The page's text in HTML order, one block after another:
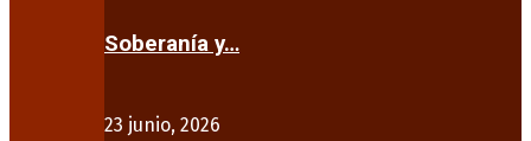
Soberanía y…
23 junio, 2026